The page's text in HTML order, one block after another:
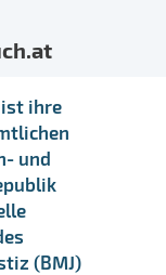
ihre
und
(BMJ)